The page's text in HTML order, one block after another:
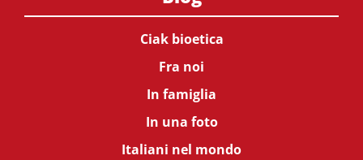
Ciak bioetica
Fra noi
In famiglia
In una foto
Italiani nel mondo